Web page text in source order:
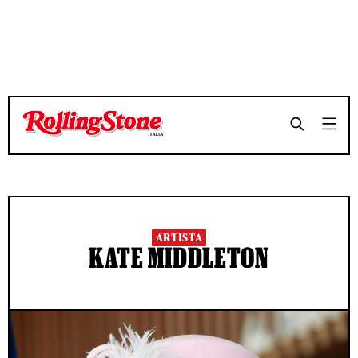
ARTISTA
KATE MIDDLETON